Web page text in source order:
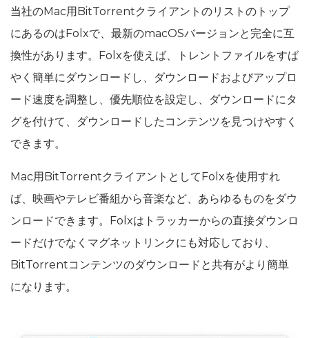
当社のMac用BitTorrentクライアントのリストのトップ
にあるのはFolxで、最新のmacOSバージョンと完全に互
換性があります。Folxを使えば、トレントファイルをすば
やく簡単にダウンロードし、ダウンロードおよびアップロ
ード速度を調整し、優先順位を設定し、ダウンロードにタ
グを付けて、ダウンロードしたコンテンツを見つけやすく
できます。
Mac用BitTorrentクライアントとしてFolxを使用すれ
ば、映画やテレビ番組から音楽など、あらゆるものをダウ
ンロードできます。Folxはトラッカーからの直接ダウンロ
ードだけでなくマグネットリンクにも対応しており、
BitTorrentコンテンツのダウンロードと共有がより簡単
になります。